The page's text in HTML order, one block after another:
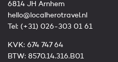
6814 JH Arnhem
hello@localherotravel.nl
Tel: (+31) 026-303 01 61
KVK: 674 747 64
BTW: 8570.14.316.B01